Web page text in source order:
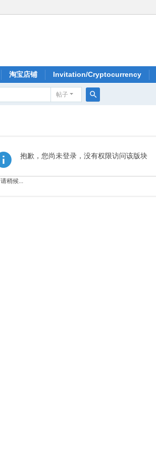
淘宝店铺 Invitation/Cryptocurrency
帖子
抱歉，您尚未登录，没有权限访问该版块
请稍候...